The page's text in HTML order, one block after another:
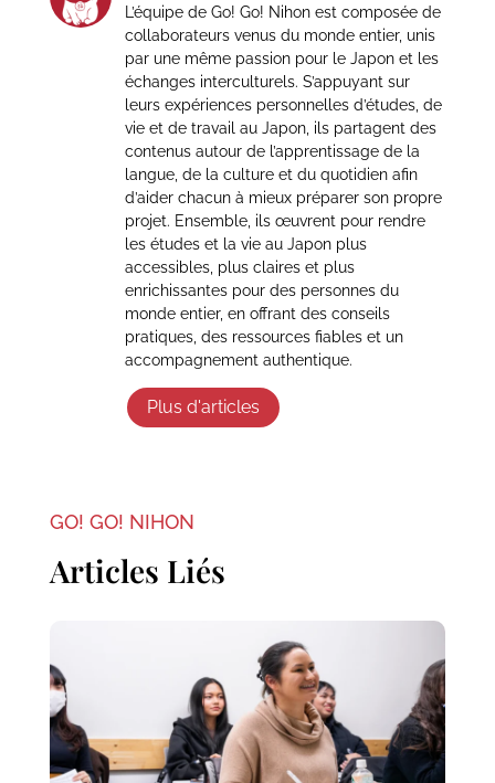
L’équipe de Go! Go! Nihon est composée de
collaborateurs venus du monde entier, unis
par une même passion pour le Japon et les
échanges interculturels. S’appuyant sur
leurs expériences personnelles d’études, de
vie et de travail au Japon, ils partagent des
contenus autour de l’apprentissage de la
langue, de la culture et du quotidien afin
d’aider chacun à mieux préparer son propre
projet. Ensemble, ils œuvrent pour rendre
les études et la vie au Japon plus
accessibles, plus claires et plus
enrichissantes pour des personnes du
monde entier, en offrant des conseils
pratiques, des ressources fiables et un
accompagnement authentique.
Plus d'articles
GO! GO! NIHON
Articles Liés